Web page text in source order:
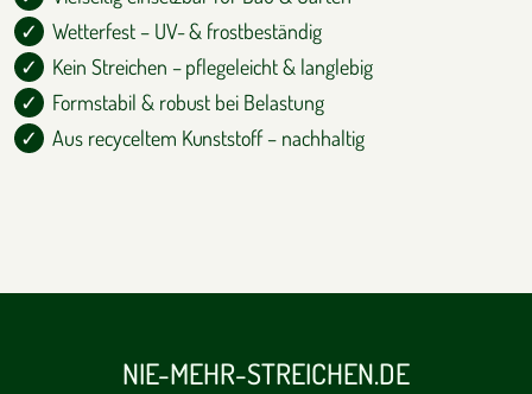
Wetterfest – UV- & frostbeständig
Kein Streichen – pflegeleicht & langlebig
Formstabil & robust bei Belastung
Aus recyceltem Kunststoff – nachhaltig
NIE-MEHR-STREICHEN.DE